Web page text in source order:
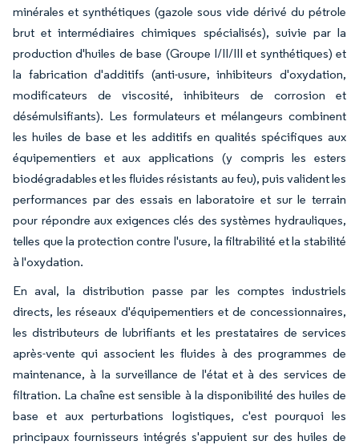
minérales et synthétiques (gazole sous vide dérivé du pétrole
brut et intermédiaires chimiques spécialisés), suivie par la
production d'huiles de base (Groupe I/II/III et synthétiques) et
la fabrication d'additifs (anti-usure, inhibiteurs d'oxydation,
modificateurs de viscosité, inhibiteurs de corrosion et
désémulsifiants). Les formulateurs et mélangeurs combinent
les huiles de base et les additifs en qualités spécifiques aux
équipementiers et aux applications (y compris les esters
biodégradables et les fluides résistants au feu), puis valident les
performances par des essais en laboratoire et sur le terrain
pour répondre aux exigences clés des systèmes hydrauliques,
telles que la protection contre l'usure, la filtrabilité et la stabilité
à l'oxydation.
En aval, la distribution passe par les comptes industriels
directs, les réseaux d'équipementiers et de concessionnaires,
les distributeurs de lubrifiants et les prestataires de services
après-vente qui associent les fluides à des programmes de
maintenance, à la surveillance de l'état et à des services de
filtration. La chaîne est sensible à la disponibilité des huiles de
base et aux perturbations logistiques, c'est pourquoi les
principaux fournisseurs intégrés s'appuient sur des huiles de